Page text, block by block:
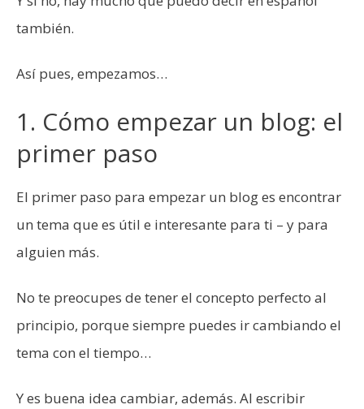
también.
Así pues, empezamos…
1. Cómo empezar un blog: el
primer paso
El primer paso para empezar un blog es encontrar
un tema que es útil e interesante para ti – y para
alguien más.
No te preocupes de tener el concepto perfecto al
principio, porque siempre puedes ir cambiando el
tema con el tiempo…
Y es buena idea cambiar, además. Al escribir